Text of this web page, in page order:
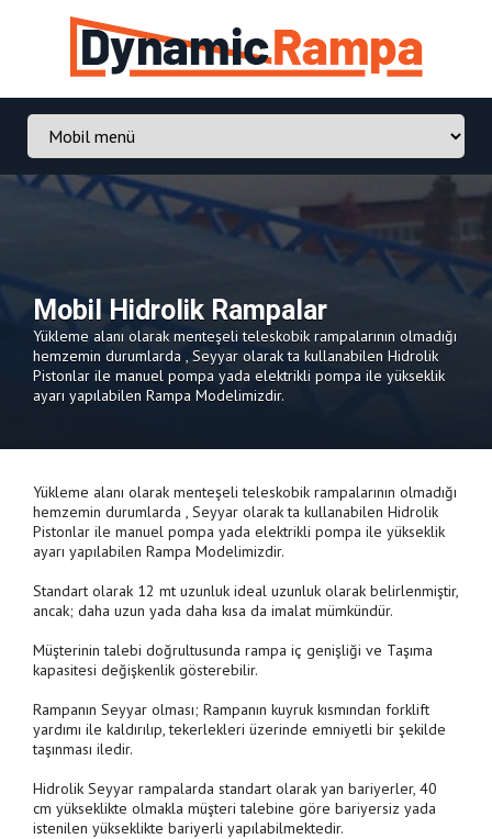
Mobil Hidrolik Rampalar
Yükleme alanı olarak menteşeli teleskobik rampalarının olmadığı
hemzemin durumlarda , Seyyar olarak ta kullanabilen Hidrolik
Pistonlar ile manuel pompa yada elektrikli pompa ile yükseklik
ayarı yapılabilen Rampa Modelimizdir.
Yükleme alanı olarak menteşeli teleskobik rampalarının olmadığı
hemzemin durumlarda , Seyyar olarak ta kullanabilen Hidrolik
Pistonlar ile manuel pompa yada elektrikli pompa ile yükseklik
ayarı yapılabilen Rampa Modelimizdir.
Standart olarak 12 mt uzunluk ideal uzunluk olarak belirlenmiştir,
ancak; daha uzun yada daha kısa da imalat mümkündür.
Müşterinin talebi doğrultusunda rampa iç genişliği ve Taşıma
kapasitesi değişkenlik gösterebilir.
Rampanın Seyyar olması; Rampanın kuyruk kısmından forklift
yardımı ile kaldırılıp, tekerlekleri üzerinde emniyetli bir şekilde
taşınması iledir.
Hidrolik Seyyar rampalarda standart olarak yan bariyerler, 40
cm yükseklikte olmakla müşteri talebine göre bariyersiz yada
istenilen yükseklikte bariyerli yapılabilmektedir.